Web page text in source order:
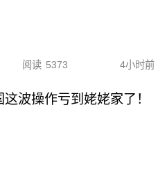
阅读 5373 4小时前
波操作亏到姥姥家了！